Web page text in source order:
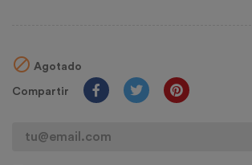
 Agotado
Compartir